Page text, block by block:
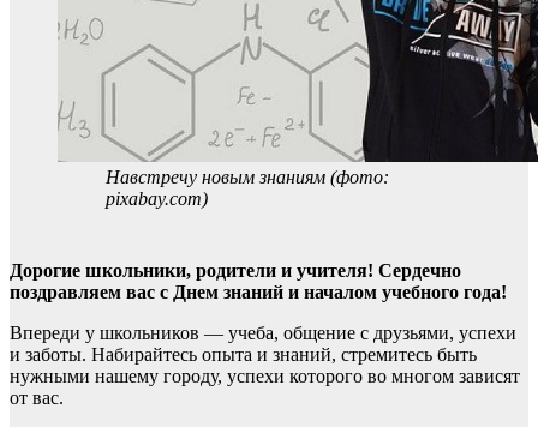
Навстречу новым знаниям (фото:
pixabay.com)
Дорогие школьники, родители и учителя! Сердечно
поздравляем вас с Днем знаний и началом учебного года!
Впереди у школьников — учеба, общение с друзьями, успехи
и заботы. Набирайтесь опыта и знаний, стремитесь быть
нужными нашему городу, успехи которого во многом зависят
от вас.